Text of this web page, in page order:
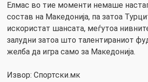
Елмас во тие моменти немаше
состав на Македонија, па затоа
искористат шансата, меѓутоа
залудни затоа што талентираниот
желба да игра само за Македонија.
Извор: Спортски.мк